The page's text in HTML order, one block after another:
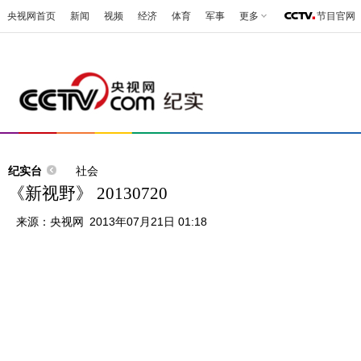
央视网首页 新闻 视频 经济 体育 军事 更多 节目官网
纪实台 社会
《新视野》 20130720
来源： 央视网 2013年07月21日 01:18